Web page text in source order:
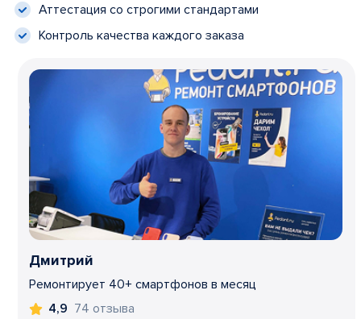
Аттестация со строгими стандартами
Контроль качества каждого заказа
Дмитрий
Ремонтирует 40+ смартфонов в месяц
4,9 74 отзыва